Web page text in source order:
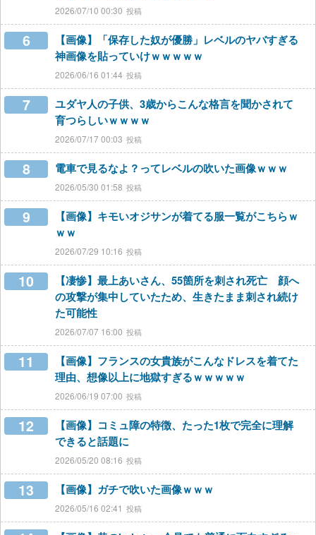
2026/07/10 00:30
6
【画像】「保存した奴が優勝」レベルのヤバすぎる
神画像を貼っていけｗｗｗｗｗ
2026/06/16 01:44
7
ユダヤ人の子供、3歳からこんな格言を聞かされて
育つらしいｗｗｗｗ
2026/07/17 00:03
8 電車で見るなよ？ってレベルの吹いた画像ｗｗｗ
2026/05/30 01:58
9
【画像】キモいオジサンが着てる服一覧がこちらｗ
ｗｗ
2026/07/29 10:16
10
【凄惨】最上あいさん、55箇所を刺され死亡 顔へ
の攻撃が集中していたため、生きたまま刺され続け
た可能性
2026/07/07 16:00
11
【画像】フランスの女貴族がこんなドレスを着てた
理由、想像以上に地獄すぎるｗｗｗｗｗ
2026/06/19 07:00
12
【画像】コミュ障の特徴、たった1枚で完全に理解
できると話題に
2026/05/20 08:16
13 【画像】ガチで吹いた画像ｗｗｗ
2026/05/16 02:41